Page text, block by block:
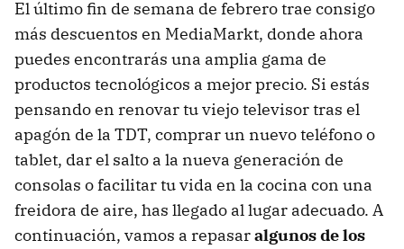
El último fin de semana de febrero trae consigo
más descuentos en MediaMarkt, donde ahora
puedes encontrarás una amplia gama de
productos tecnológicos a mejor precio. Si estás
pensando en renovar tu viejo televisor tras el
apagón de la TDT, comprar un nuevo teléfono o
tablet, dar el salto a la nueva generación de
consolas o facilitar tu vida en la cocina con una
freidora de aire, has llegado al lugar adecuado. A
continuación, vamos a repasaralgunos de los